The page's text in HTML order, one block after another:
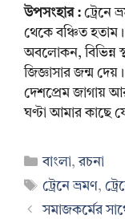
উপসংহার : ট্রেনে
থেকে বঞ্চিত হতাম।
অবলোকন, বিভিন্ন
জিজ্ঞাসার জন্ম
দেশপ্রেম জাগায়
ঘণ্টা আমার কাছে
Categories
বাংলা,রচনা
Tags
ট্রেনে ভ্রমণ,
সমাজকর্মের